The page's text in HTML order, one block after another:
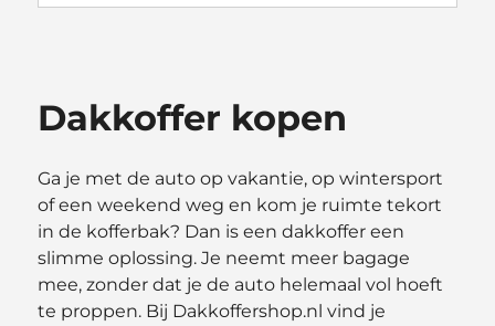
Dakkoffer kopen
Ga je met de auto op vakantie, op wintersport
of een weekend weg en kom je ruimte tekort
in de kofferbak? Dan is een dakkoffer een
slimme oplossing. Je neemt meer bagage
mee, zonder dat je de auto helemaal vol hoeft
te proppen. Bij Dakkoffershop.nl vind je